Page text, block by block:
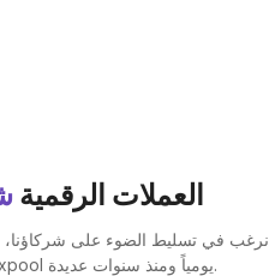
العملات الرقمية
في تسليط الضوء على شركاؤنا،
الرقمية، الذين يثقون في Cruxpool يومياً ومنذ سنوات عديدة.